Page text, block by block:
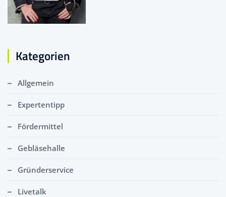
Kategorien
Allgemein
Expertentipp
Fördermittel
Gebläsehalle
Gründerservice
Livetalk